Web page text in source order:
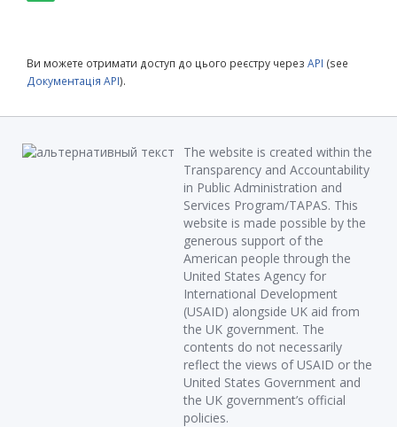
Ви можете отримати доступ до цього реєстру через API (see
Документація API).
The website is created within the
Transparency and Accountability
in Public Administration and
Services Program/TAPAS. This
website is made possible by the
generous support of the
American people through the
United States Agency for
International Development
(USAID) alongside UK aid from
the UK government. The
contents do not necessarily
reflect the views of USAID or the
United States Government and
the UK government’s official
policies.